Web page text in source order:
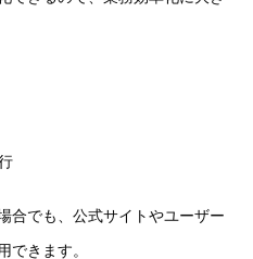
合でも、公式サイトやユーザー
できます。